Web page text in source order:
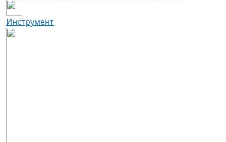
Инструмент